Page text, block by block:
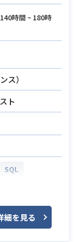
モデルを利用
ロダクトの新
モデル以外の
たリーガルテ
機能に関する
保守運用およ
ストとしてPyt
開発経験（3年
ストとしてPyt
析経験（3年以
開発経験
ら設計〜開
140時間 ~ 180時
ス）
ト
SQL
ぐマッチング
と、荷主向け
支援するSaaS
細を見る